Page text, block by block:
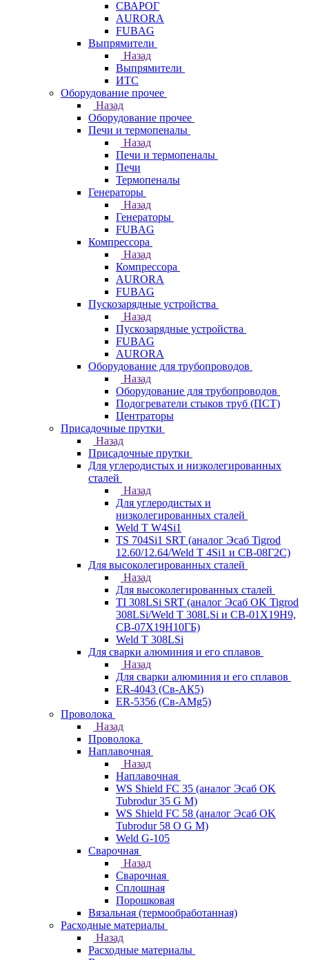
СВАРОГ
AURORA
FUBAG
Выпрямители
Назад
Выпрямители
ИТС
Оборудование прочее
Назад
Оборудование прочее
Печи и термопеналы
Назад
Печи и термопеналы
Печи
Термопеналы
Генераторы
Назад
Генераторы
FUBAG
Компрессора
Назад
Компрессора
AURORA
FUBAG
Пускозарядные устройства
Назад
Пускозарядные устройства
FUBAG
AURORA
Оборудование для трубопроводов
Назад
Оборудование для трубопроводов
Подогреватели стыков труб (ПСТ)
Центраторы
Присадочные прутки
Назад
Присадочные прутки
Для углеродистых и низколегированных
сталей
Назад
Для углеродистых и
низколегированных сталей
Weld T W4Si1
TS 704Si1 SRT (аналог Эсаб Tigrod
12.60/12.64/Weld T 4Si1 и СВ-08Г2С)
Для высоколегированных сталей
Назад
Для высоколегированных сталей
TI 308LSi SRT (аналог Эсаб OK Tigrod
308LSi/Weld T 308LSi и СВ-01Х19Н9,
СВ-07Х19Н10ГБ)
Weld T 308LSi
Для сварки алюминия и его сплавов
Назад
Для сварки алюминия и его сплавов
ER-4043 (Св-АК5)
ER-5356 (Св-АМg5)
Проволока
Назад
Проволока
Наплавочная
Назад
Наплавочная
WS Shield FC 35 (аналог Эсаб OK
Tubrodur 35 G M)
WS Shield FC 58 (аналог Эсаб OK
Tubrodur 58 O G M)
Weld G-105
Сварочная
Назад
Сварочная
Сплошная
Порошковая
Вязальная (термообработанная)
Расходные материалы
Назад
Расходные материалы